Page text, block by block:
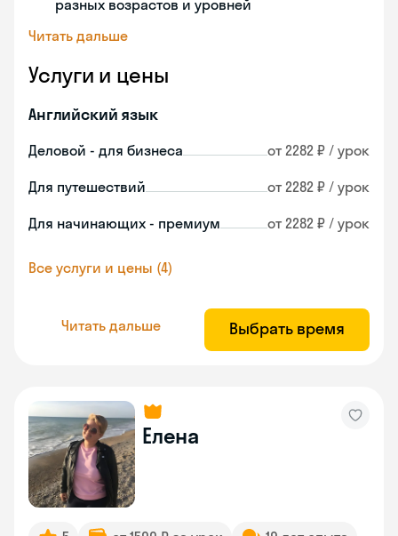
разных возрастов и уровней
Читать дальше
Услуги и цены
Английский язык
Деловой - для бизнеса от 2282 ₽ / урок
Для путешествий от 2282 ₽ / урок
Для начинающих - премиум от 2282 ₽ / урок
Все услуги и цены (4)
Читать дальше Выбрать время
Елена